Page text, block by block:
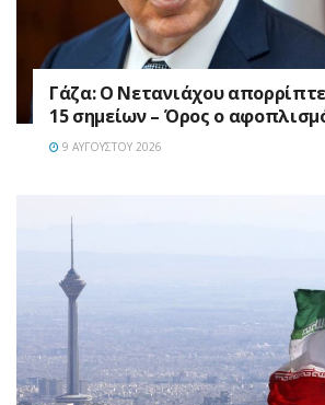
Γάζα: Ο Νετανιάχου
15 σημείων – Όρος ο
9 ΑΥΓΟΎΣΤΟΥ 2026